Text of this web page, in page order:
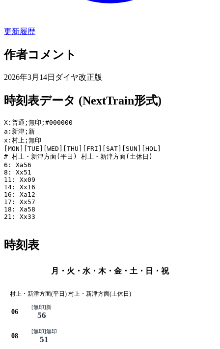
更新履歴
作者コメント
2026年3月14日ダイヤ改正版
時刻表データ (NextTrain形式)
X:普通;無印;#000000
a:新津;新
x:村上;無印
[MON][TUE][WED][THU][FRI][SAT][SUN][HOL]
# 村上・新津方面(平日) 村上・新津方面(土休日)
6: Xa56
8: Xx51
11: Xx09
14: Xx16
16: Xa12
17: Xx57
18: Xa58
21: Xx33
時刻表
月・火・水・木・金・土・日・祝
村上・新津方面(平日) 村上・新津方面(土休日)
06
[無印]新
56
08
[無印]無印
51